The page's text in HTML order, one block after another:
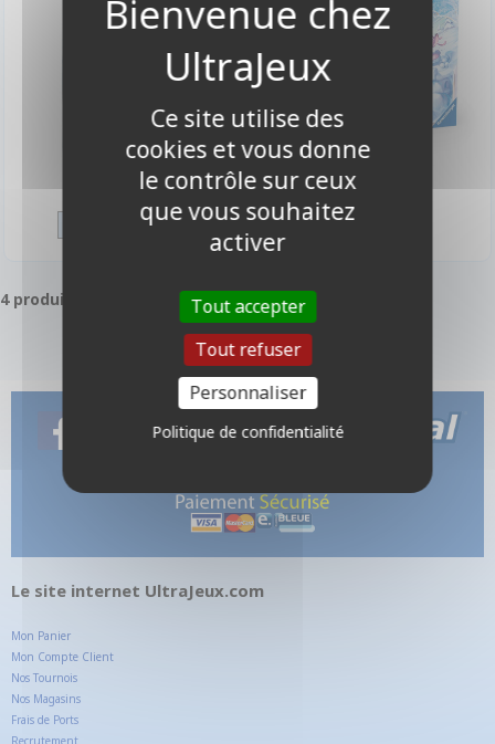
6,00 € 49,90 €
4 produits
Le site internet UltraJeux.com
Mon Panier
Mon Compte Client
Nos Tournois
Nos Magasins
Frais de Ports
Recrutement
Ce site utilise des
cookies et vous donne
le contrôle sur ceux
que vous souhaitez
activer
Tout accepter
Tout refuser
Personnaliser
Politique de confidentialité